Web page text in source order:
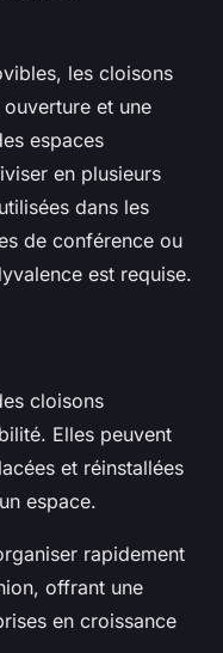
les cloisons
et une
espaces
en plusieurs
dans les
de conférence ou
est requise.
cloisons
Elles peuvent
et réinstallées
espace.
rapidement
offrant une
en croissance